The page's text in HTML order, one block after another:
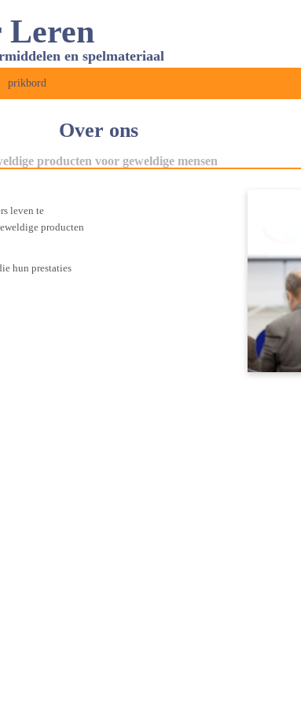
Leren
en spelmateriaal
prikbord
Over ons
producten voor geweldige mensen
leven te
producten
hun prestaties